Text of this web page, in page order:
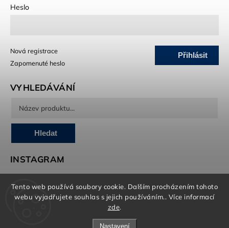
Tento web používá soubory cookie. Dalším procházením tohoto
webu vyjadřujete souhlas s jejich používáním.. Více informací
zde.
Nastavení
Heslo
Přihlásit
Nová registrace
Zapomenuté heslo
VYHLEDÁVÁNÍ
Hledat
INSTAGRAM
O marketing, e-shop a grafiku se stará Brandedguys.com